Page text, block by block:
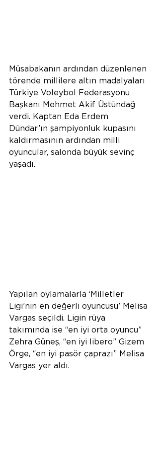
Müsabakanın ardından düzenlenen
törende millilere altın madalyaları
Türkiye Voleybol Federasyonu
Başkanı Mehmet Akif Üstündağ
verdi. Kaptan Eda Erdem
Dündar’ın şampiyonluk kupasını
kaldırmasının ardından milli
oyuncular, salonda büyük sevinç
yaşadı.
Yapılan oylamalarla ‘Milletler
Ligi’nin en değerli oyuncusu’ Melisa
Vargas seçildi. Ligin rüya
takımında ise “en iyi orta oyuncu”
Zehra Güneş, “en iyi libero” Gizem
Örge, “en iyi pasör çaprazı” Melisa
Vargas yer aldı.